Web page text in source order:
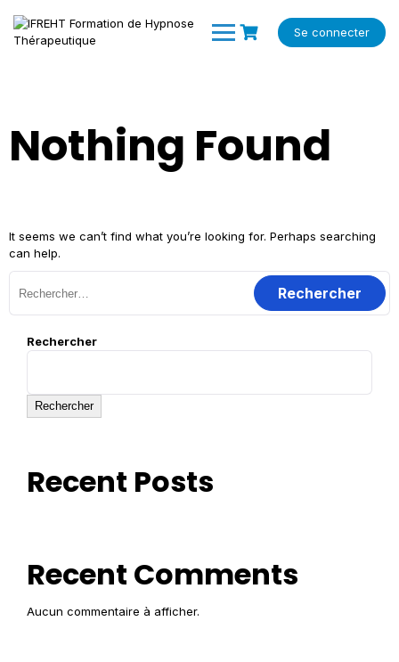
content
Se connecter
Nothing Found
It seems we can’t find what you’re looking for. Perhaps searching
can help.
Rechercher :
Rechercher
Rechercher
Recent Posts
Recent Comments
Aucun commentaire à afficher.